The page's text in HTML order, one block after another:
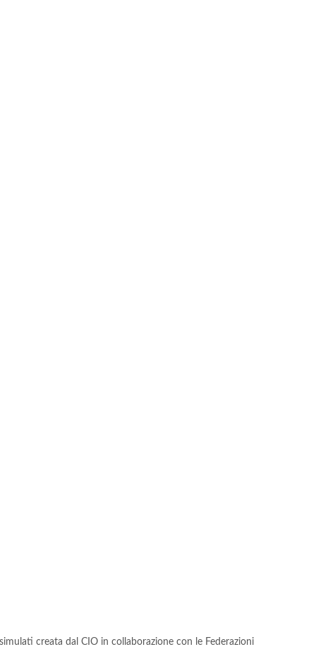
creata dal CIO in collaborazione con le Federazioni